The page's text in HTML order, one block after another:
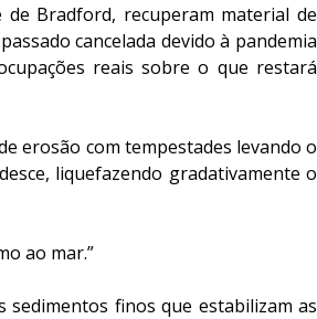
Bradford, recuperam material de
cancelada devido à pandemia
reais sobre o que restará
erosão com tempestades levando o
liquefazendo gradativamente o
ao mar.”
sedimentos finos que estabilizam as